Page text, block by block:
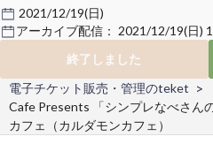
2021/12/19(日)
アーカイブ配信： 2021/12/19(日)
終了しました
電子チケット販売・管理のteket
Cafe Presents 「シンプレなべさん
カフェ（カルダモンカフェ）